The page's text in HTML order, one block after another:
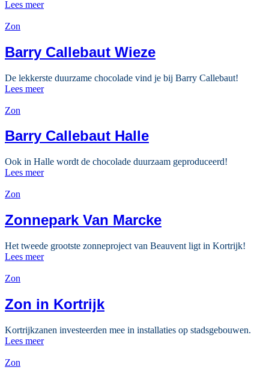
Lees meer
Zon
Barry Callebaut Wieze
De lekkerste duurzame chocolade vind je bij Barry Callebaut!
Lees meer
Zon
Barry Callebaut Halle
Ook in Halle wordt de chocolade duurzaam geproduceerd!
Lees meer
Zon
Zonnepark Van Marcke
Het tweede grootste zonneproject van Beauvent ligt in Kortrijk!
Lees meer
Zon
Zon in Kortrijk
Kortrijkzanen investeerden mee in installaties op stadsgebouwen.
Lees meer
Zon